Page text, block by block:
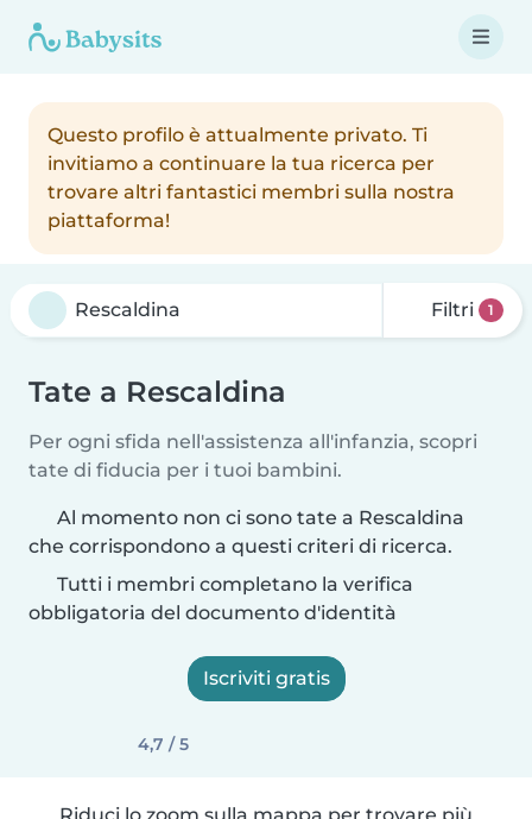
Questo profilo è attualmente privato. Ti
invitiamo a continuare la tua ricerca per
trovare altri fantastici membri sulla nostra
piattaforma!
Filtri 1
Tate a Rescaldina
Per ogni sfida nell'assistenza all'infanzia, scopri
tate di fiducia per i tuoi bambini.
Al momento non ci sono tate a Rescaldina
che corrispondono a questi criteri di ricerca.
Tutti i membri completano la verifica
obbligatoria del documento d'identità
Iscriviti gratis
4,7 / 5